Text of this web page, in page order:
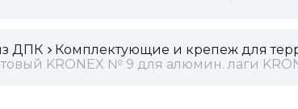
ДПК Комплектующие и крепеж для
KRONEX № 9 для алюмин. лаги